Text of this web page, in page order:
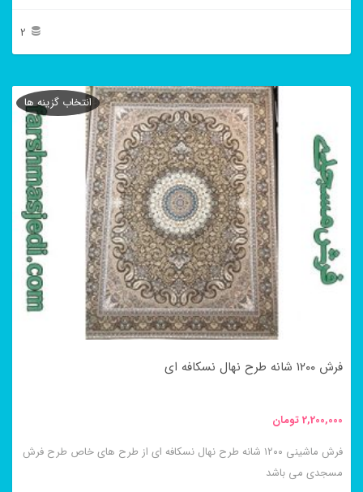
2
محصول
مختلفی
باشد.
گزینه
ها
صفحه
انتخاب
شوند
فرش ۱۲۰۰ شانه طرح نهال نسکافه ای
2,200,000تومان
فرش ماشینی ۱۲۰۰ شانه طرح نهال نسکافه ای از طرح های خاص طرح فرش
مسجدی می باشد
انتخاب گزینه ها